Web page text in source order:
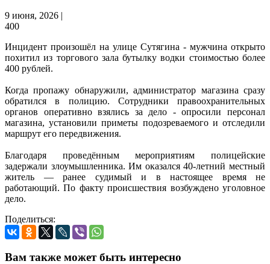
9 июня, 2026 |
400
Инцидент произошёл на улице Сутягина - мужчина открыто
похитил из торгового зала бутылку водки стоимостью более
400 рублей.
Когда пропажу обнаружили, администратор магазина сразу
обратился в полицию. Сотрудники правоохранительных
органов оперативно взялись за дело - опросили персонал
магазина, установили приметы подозреваемого и отследили
маршрут его передвижения.
Благодаря проведённым мероприятиям полицейские
задержали злоумышленника. Им оказался 40‑летний местный
житель — ранее судимый и в настоящее время не
работающий. По факту происшествия возбуждено уголовное
дело.
Поделиться:
Вам также может быть интересно